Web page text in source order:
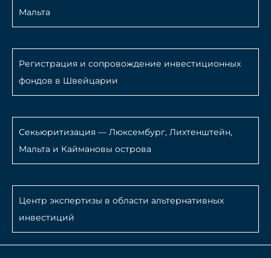
Мальта
Регистрация и сопровождение инвестиционных
фондов в Швейцарии
Секьюритизация — Люксембург, Лихтенштейн,
Мальта и Каймановы острова
Центр экспертизы в области альтернативных
инвестиций